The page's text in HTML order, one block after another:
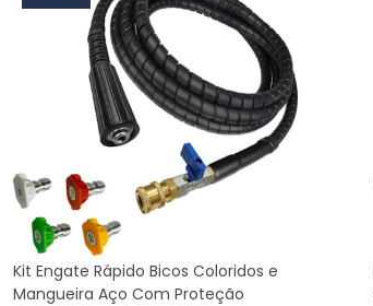
Kit Engate Rápido Bicos Coloridos e
Mangueira Aço Com Proteção